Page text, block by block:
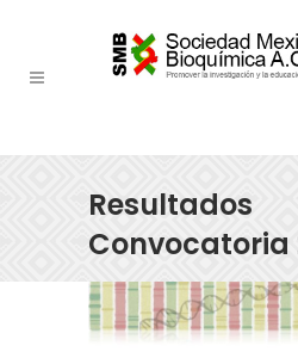
Resultados
Convocatoria